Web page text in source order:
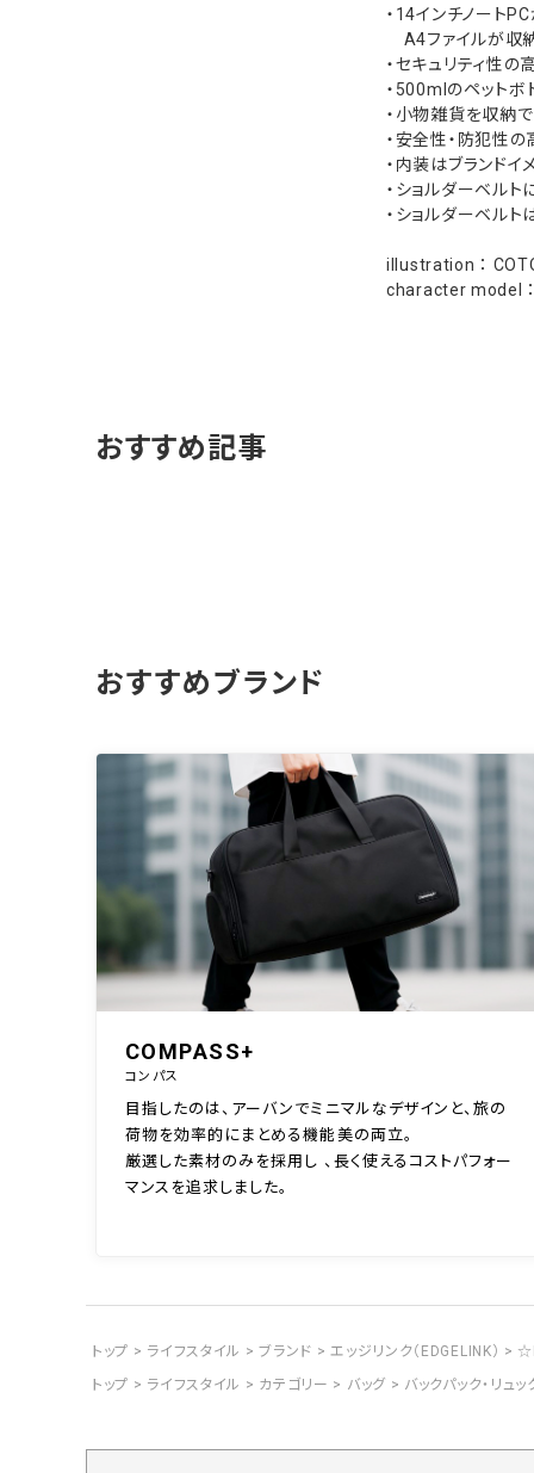
・14インチノート
A4ファイルが収
・セキュリティ性の
・500mlのペットボ
・小物雑貨を収納
・安全性・防犯性
・内装はブランドイ
・ショルダーベル
・ショルダーベル
illustration ：
character model
おすすめ記事
おすすめブランド
COMPASS+
コンパス
目指したのは、アーバンでミニマルなデザインと、旅の
荷物を効率的にまとめる機能美の両立。
厳選した素材のみを採用し 、長く使えるコストパフォー
マンスを追求しました。
トップ ライフスタイル ブランド エッジリンク（EDGELINK）
トップ
ライフスタイル カテゴリー バッグ バックパック・リュッ